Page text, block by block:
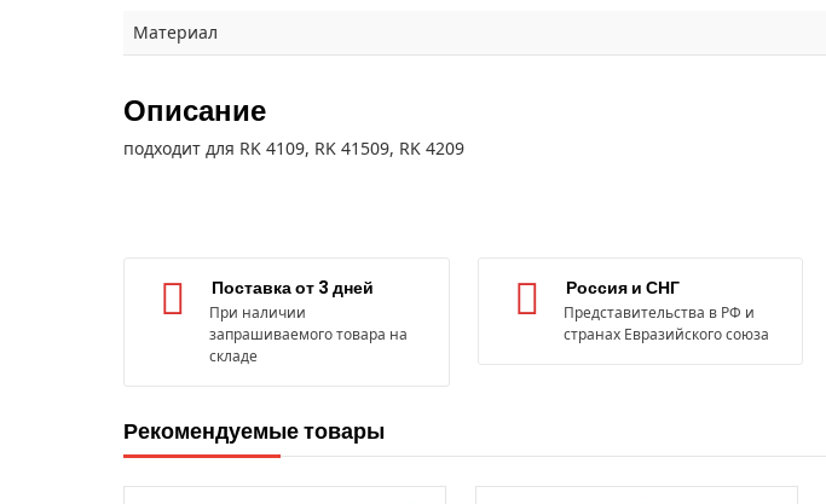
Материал
Описание
подходит для RK 4109, RK 41509, RK 4209
Поставка от 3 дней
При наличии
запрашиваемого товара на
складе
Россия и СНГ
Представительства в РФ и
странах Евразийского союза
Рекомендуемые товары